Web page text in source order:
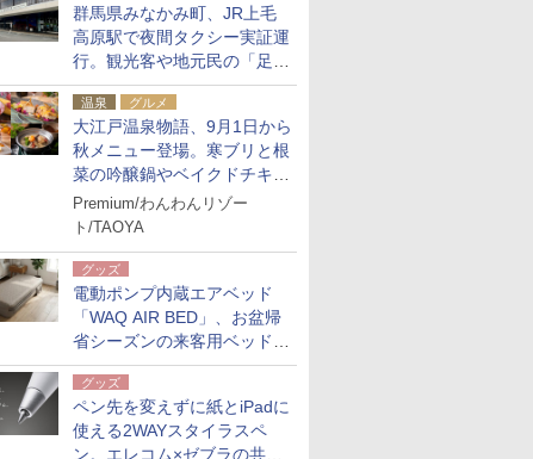
群馬県みなかみ町、JR上毛
高原駅で夜間タクシー実証運
行。観光客や地元民の「足が
ない」課題解消へ、木金土に
2台体制
温泉 グルメ
大江戸温泉物語、9月1日から
秋メニュー登場。寒ブリと根
菜の吟醸鍋やベイクドチキ
ン、ショコラ＆栗スイーツも
食べ放題に
Premium/わんわんリゾー
ト/TAOYA
グッズ
電動ポンプ内蔵エアベッド
「WAQ AIR BED」、お盆帰
省シーズンの来客用ベッドに
も。使用後は収納バッグでコ
ンパクトに保管
グッズ
ペン先を変えずに紙とiPadに
使える2WAYスタイラスペ
ン。エレコム×ゼブラの共同